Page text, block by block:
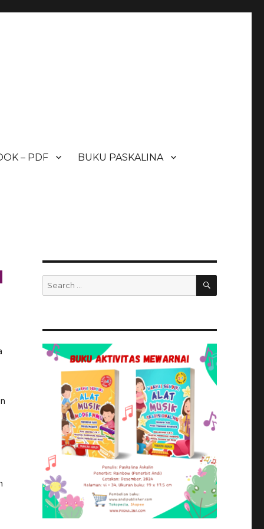
– PDF BUKU PASKALINA
Search
for:
SEARCH